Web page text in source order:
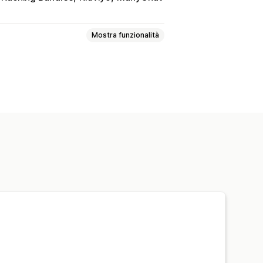
Mostra funzionalità